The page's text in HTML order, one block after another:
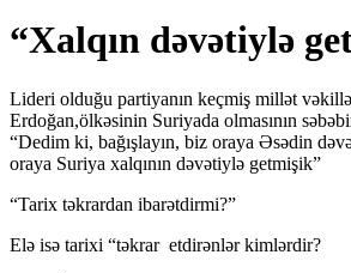
“Xalqın dəvətiylə
Lideri olduğu partiyanın keçmiş millət
Erdoğan,ölkəsinin Suriyada olmasının
“Dedim ki, bağışlayın, biz oraya Əsədin
oraya Suriya xalqının dəvətiylə getmişik”
“Tarix təkrardan ibarətdirmi?”
Elə isə tarixi “təkrar etdirənlər kimlərdir?